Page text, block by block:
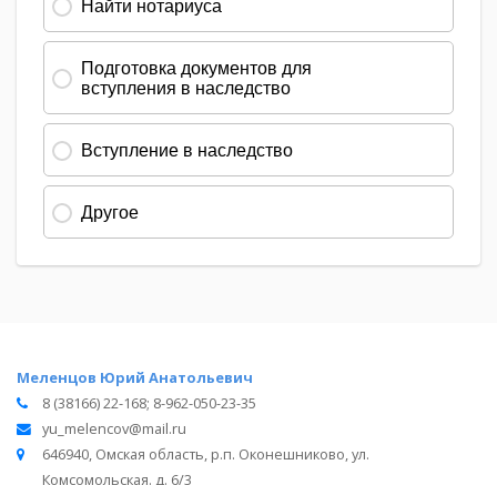
Меленцов Юрий Анатольевич
8 (38166) 22-168; 8-962-050-23-35
yu_melencov@mail.ru
646940, Омская область, р.п. Оконешниково, ул.
Комсомольская. д. 6/3